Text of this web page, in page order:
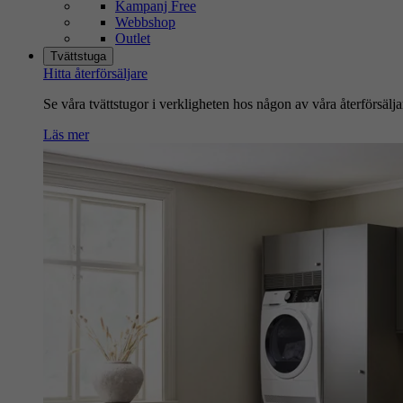
Kampanj Free
Webbshop
Outlet
Tvättstuga
Hitta återförsäljare
Se våra tvättstugor i verkligheten hos någon av våra
Läs mer